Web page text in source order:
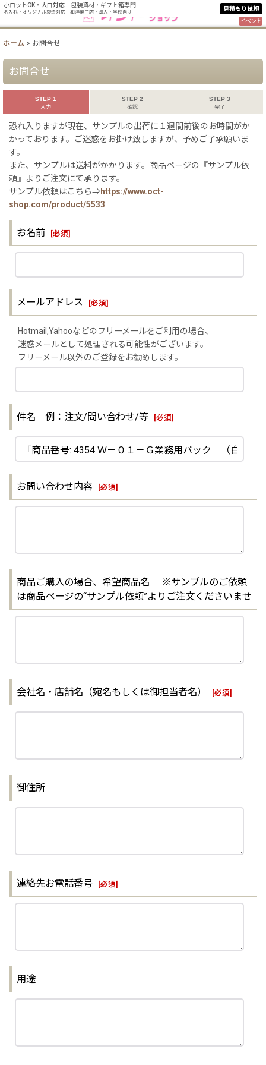
小ロットOK・大口対応 ｜包装資材・ギフト箱専門
名入れ・オリジナル製造対応｜和洋菓子店・法人・学校向け
見積もり依頼
イベント
ホーム > お問合せ
お問合せ
STEP 1
入力
STEP 2
確認
STEP 3
完了
恐れ入りますが現在、サンプルの出荷に１週間前後のお時間がか
かっております。ご迷惑をお掛け致しますが、予めご了承願いま
す。
また、サンプルは送料がかかります。商品ページの『サンプル依
頼』よりご注文にて承ります。
サンプル依頼はこちら⇒https://www.oct-
shop.com/product/5533
お名前 [必須]
メールアドレス [必須]
Hotmail,Yahooなどのフリーメールをご利用の場合、
迷惑メールとして処理される可能性がございます。
フリーメール以外のご登録をお勧めします。
件名 例：注文/問い合わせ/等 [必須]
お問い合わせ内容 [必須]
商品ご購入の場合、希望商品名 ※サンプルのご依頼
は商品ページの“サンプル依頼”よりご注文くださいませ
会社名・店舗名（宛名もしくは御担当者名） [必須]
御住所
連絡先お電話番号 [必須]
用途